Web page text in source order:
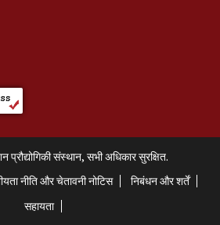
प्रौद्योगिकी संस्थान, सभी अधिकार सुरक्षित.
नीति और चेतावनी नोटिस
निबंधन और शर्तें
सहायता